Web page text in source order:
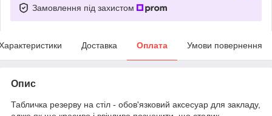
Замовлення під захистом
Доставка Оплата Умови повернення
Опис
Табличка резерву на стіл - обов'язковий аксесуар для закладу,